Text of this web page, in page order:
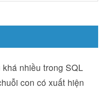
nhiều trong SQL
con có xuất hiện